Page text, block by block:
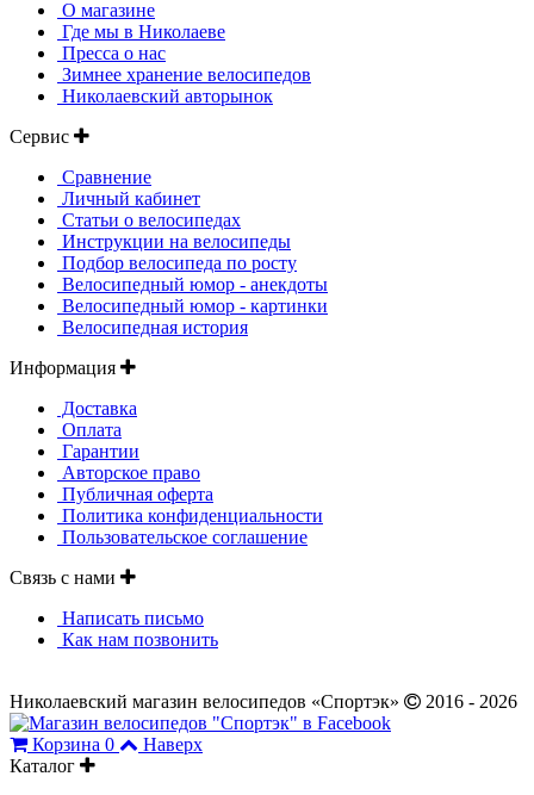
О магазине
Где мы в Николаеве
Пресса о нас
Зимнее хранение велосипедов
Николаевский авторынок
Сервис
Сравнение
Личный кабинет
Статьи о велосипедах
Инструкции на велосипеды
Подбор велосипеда по росту
Велосипедный юмор - анекдоты
Велосипедный юмор - картинки
Велосипедная история
Информация
Доставка
Оплата
Гарантии
Авторское право
Публичная оферта
Политика конфиденциальности
Пользовательское соглашение
Связь с нами
Написать письмо
Как нам позвонить
Николаевский магазин велосипедов «Спортэк» 2016 - 2026
Корзина 0
Наверх
Каталог